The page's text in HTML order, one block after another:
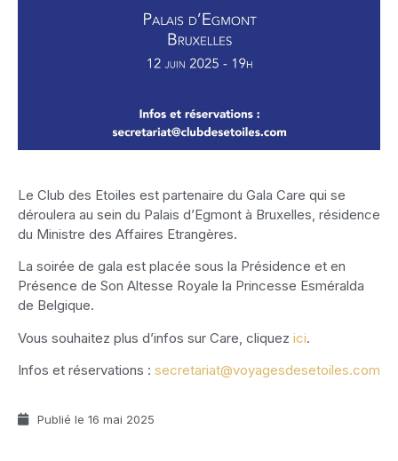
Le Club des Etoiles est partenaire du Gala Care qui se
déroulera au sein du Palais d’Egmont à Bruxelles, résidence
du Ministre des Affaires Etrangères.
La soirée de gala est placée sous la Présidence et en
Présence de Son Altesse Royale la Princesse Esméralda
de Belgique.
Vous souhaitez plus d’infos sur Care, cliquez ici.
Infos et réservations : secretariat@voyagesdesetoiles.com
Publié le 16 mai 2025